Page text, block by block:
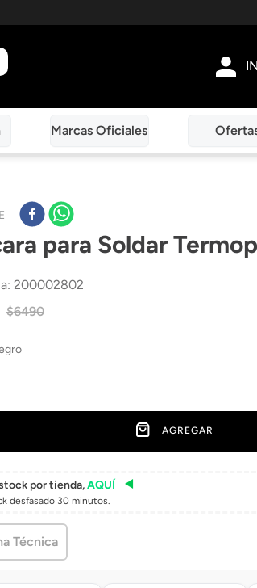
Marcas Oficiales
para Soldar
: 200002802
$6490
AGREGAR
por tienda,AQUÍ
desfasado 30 minutos.
Técnica